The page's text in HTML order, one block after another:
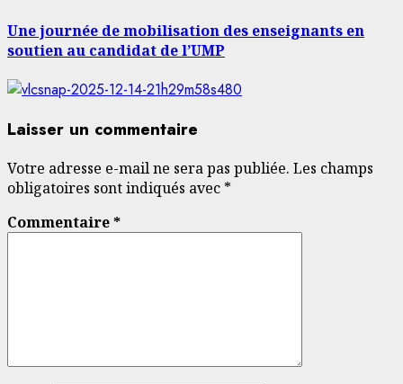
Une journée de mobilisation des enseignants en
soutien au candidat de l’UMP
Laisser un commentaire
Votre adresse e-mail ne sera pas publiée. Les champs
obligatoires sont indiqués avec *
Commentaire*